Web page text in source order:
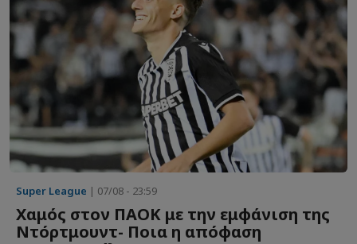
Super League | 07/08 - 23:59
Χαμός στον ΠΑΟΚ με την εμφάνιση της
Ντόρτμουντ- Ποια η απόφαση